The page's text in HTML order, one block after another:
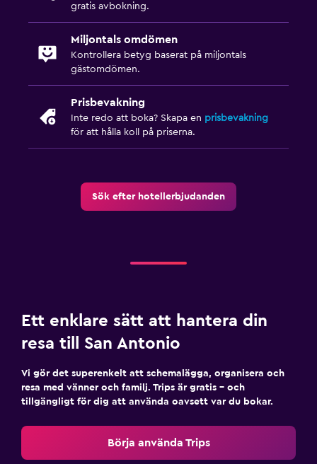
gratis avbokning.
Miljontals omdömen
Kontrollera betyg baserat på miljontals
gästomdömen.
Prisbevakning
Inte redo att boka? Skapa en prisbevakning
för att hålla koll på priserna.
Sök efter hotellerbjudanden
Ett enklare sätt att hantera din
resa till San Antonio
Vi gör det superenkelt att schemalägga, organisera och
resa med vänner och familj. Trips är gratis – och
tillgängligt för dig att använda oavsett var du bokar.
Börja använda Trips